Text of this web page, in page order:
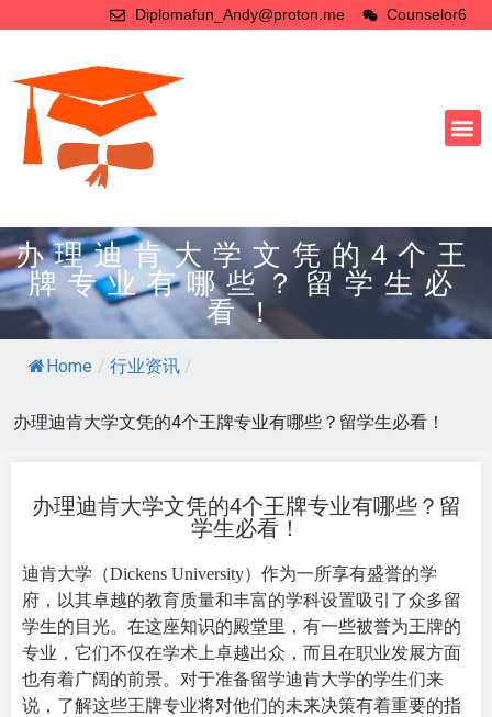
Diplomafun_Andy@proton.me Counselor6
办理迪肯大学文凭的4个王
牌专业有哪些？留学生必
看！
Home / 行业资讯 /
办理迪肯大学文凭的4个王牌专业有哪些？留学生必看！
办理迪肯大学文凭的4个王牌专业有哪些？留
学生必看！
迪肯大学（Dickens University）作为一所享有盛誉的学
府，以其卓越的教育质量和丰富的学科设置吸引了众多留
学生的目光。在这座知识的殿堂里，有一些被誉为王牌的
专业，它们不仅在学术上卓越出众，而且在职业发展方面
也有着广阔的前景。对于准备留学迪肯大学的学生们来
说，了解这些王牌专业将对他们的未来决策有着重要的指